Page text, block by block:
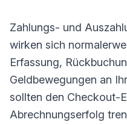
Zahlungs- und
wirken sich
Erfassung,
Geldbewegungen an
sollten den Checkout-
Abrechnungserfolg